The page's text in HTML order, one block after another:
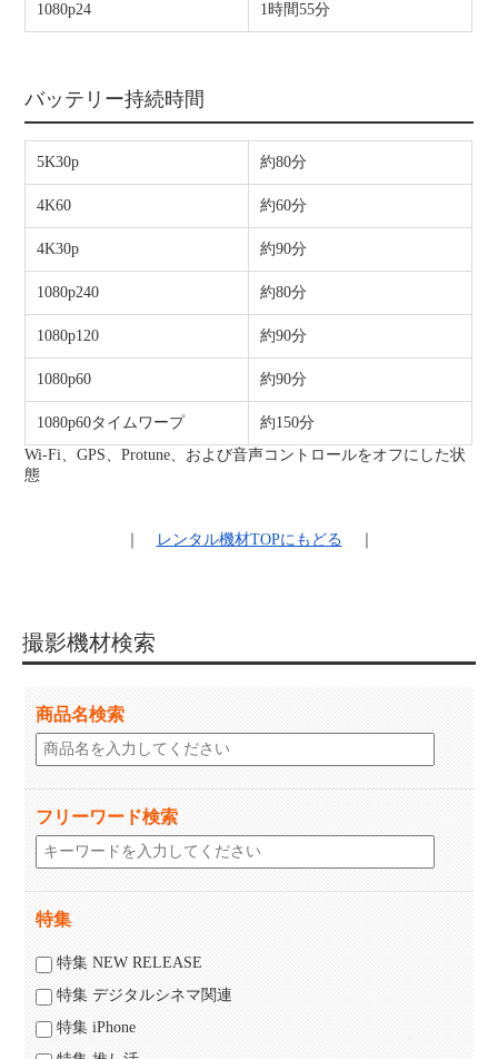
1080p24 1時間55分
バッテリー持続時間
5K30p 約80分
4K60 約60分
4K30p 約90分
1080p240 約80分
1080p120 約90分
1080p60 約90分
1080p60タイムワープ
約150分
Wi-Fi、GPS、Protune、および音声コントロールをオフにした状
態
レンタル機材TOPにもどる
撮影機材検索
商品名検索
フリーワード検索
特集
特集 NEW RELEASE
特集 デジタルシネマ関連
特集 iPhone